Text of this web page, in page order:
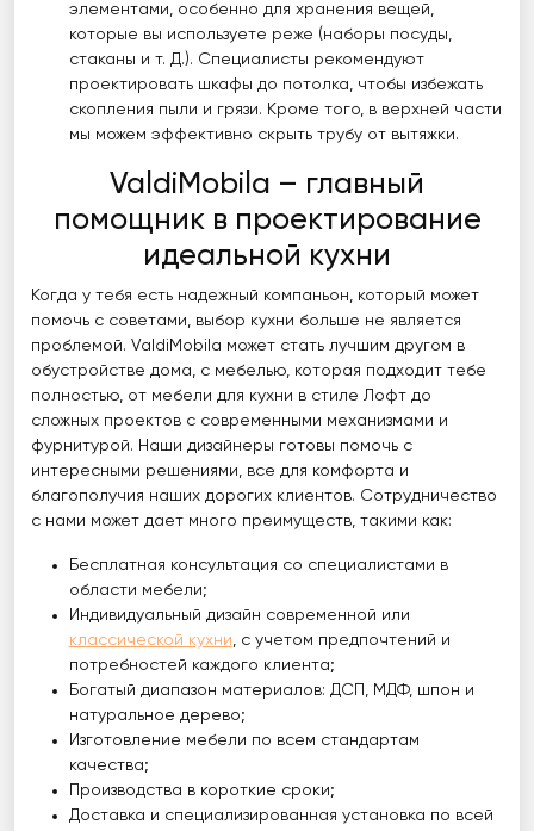
элементами, особенно для хранения вещей,
которые вы используете реже (наборы посуды,
стаканы и т. Д.). Специалисты рекомендуют
проектировать шкафы до потолка, чтобы избежать
скопления пыли и грязи. Кроме того, в верхней части
мы можем эффективно скрыть трубу от вытяжки.
ValdiMobila – главный
помощник в проектирование
идеальной кухни
Когда у тебя есть надежный компаньон, который может
помочь с советами, выбор кухни больше не является
проблемой. ValdiMobila может стать лучшим другом в
обустройстве дома, с мебелью, которая подходит тебе
полностью, от мебели для кухни в стиле Лофт до
сложных проектов с современными механизмами и
фурнитурой. Наши дизайнеры готовы помочь с
интересными решениями, все для комфорта и
благополучия наших дорогих клиентов. Сотрудничество
с нами может дает много преимуществ, такими как:
Бесплатная консультация со специалистами в
области мебели;
Индивидуальный дизайн современной или
классической кухни, с учетом предпочтений и
потребностей каждого клиента;
Богатый диапазон материалов: ДСП, МДФ, шпон и
натуральное дерево;
Изготовление мебели по всем стандартам
качества;
Производства в короткие сроки;
Доставка и специализированная установка по всей